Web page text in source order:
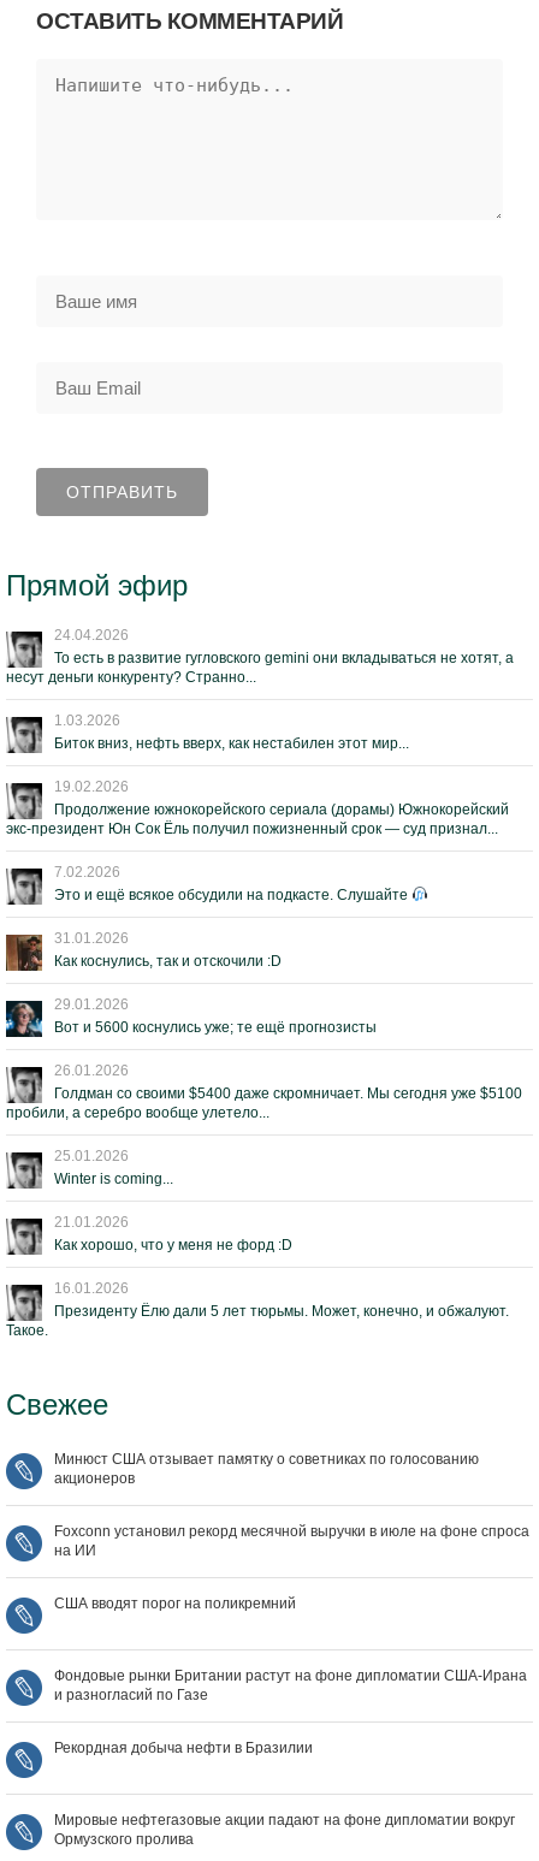
ОСТАВИТЬ КОММЕНТАРИЙ
Прямой эфир
24.04.2026
То есть в развитие гугловского gemini они вкладываться не хотят, а
несут деньги конкуренту? Странно...
1.03.2026
Биток вниз, нефть вверх, как нестабилен этот мир...
19.02.2026
Продолжение южнокорейского сериала (дорамы) Южнокорейский
экс-президент Юн Сок Ёль получил пожизненный срок — суд признал...
7.02.2026
Это и ещё всякое обсудили на подкасте. Слушайте
31.01.2026
Как коснулись, так и отскочили :D
29.01.2026
Вот и 5600 коснулись уже; те ещё прогнозисты
26.01.2026
Голдман со своими $5400 даже скромничает. Мы сегодня уже $5100
пробили, а серебро вообще улетело...
25.01.2026
Winter is coming...
21.01.2026
Как хорошо, что у меня не форд :D
16.01.2026
Президенту Ёлю дали 5 лет тюрьмы. Может, конечно, и обжалуют.
Такое.
Свежее
Минюст США отзывает памятку о советниках по голосованию
акционеров
Foxconn установил рекорд месячной выручки в июле на фоне спроса
на ИИ
США вводят порог на поликремний
Фондовые рынки Британии растут на фоне дипломатии США‑Ирана
и разногласий по Газе
Рекордная добыча нефти в Бразилии
Мировые нефтегазовые акции падают на фоне дипломатии вокруг
Ормузского пролива